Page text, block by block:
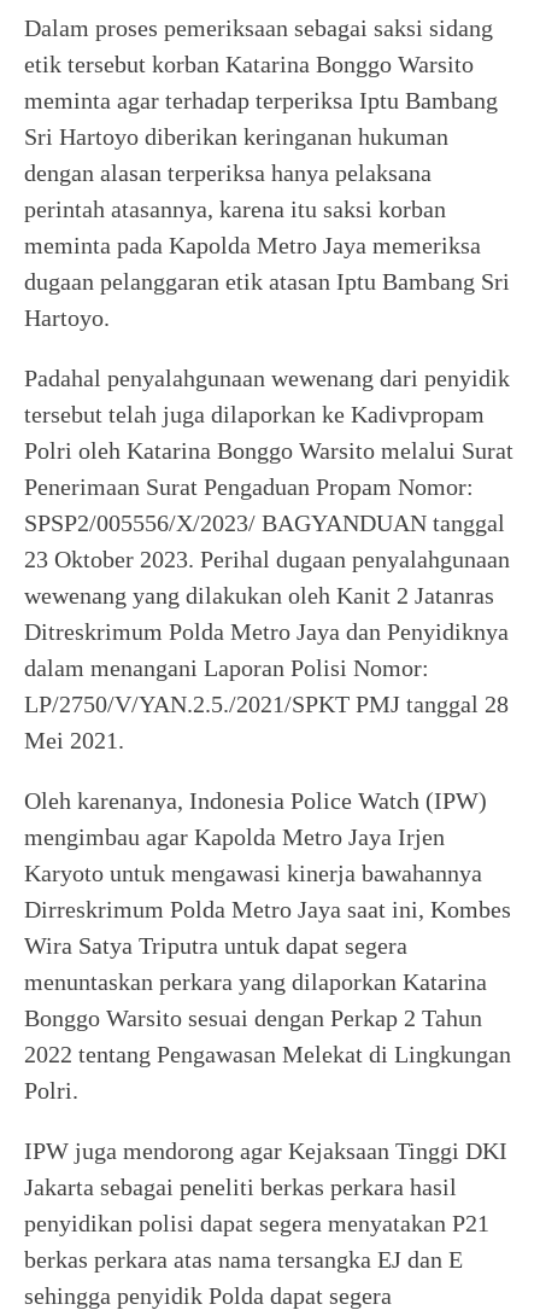
Dalam proses pemeriksaan sebagai saksi sidang
etik tersebut korban Katarina Bonggo Warsito
meminta agar terhadap terperiksa Iptu Bambang
Sri Hartoyo diberikan keringanan hukuman
dengan alasan terperiksa hanya pelaksana
perintah atasannya, karena itu saksi korban
meminta pada Kapolda Metro Jaya memeriksa
dugaan pelanggaran etik atasan Iptu Bambang Sri
Hartoyo.
Padahal penyalahgunaan wewenang dari penyidik
tersebut telah juga dilaporkan ke Kadivpropam
Polri oleh Katarina Bonggo Warsito melalui Surat
Penerimaan Surat Pengaduan Propam Nomor:
SPSP2/005556/X/2023/ BAGYANDUAN tanggal
23 Oktober 2023. Perihal dugaan penyalahgunaan
wewenang yang dilakukan oleh Kanit 2 Jatanras
Ditreskrimum Polda Metro Jaya dan Penyidiknya
dalam menangani Laporan Polisi Nomor:
LP/2750/V/YAN.2.5./2021/SPKT PMJ tanggal 28
Mei 2021.
Oleh karenanya, Indonesia Police Watch (IPW)
mengimbau agar Kapolda Metro Jaya Irjen
Karyoto untuk mengawasi kinerja bawahannya
Dirreskrimum Polda Metro Jaya saat ini, Kombes
Wira Satya Triputra untuk dapat segera
menuntaskan perkara yang dilaporkan Katarina
Bonggo Warsito sesuai dengan Perkap 2 Tahun
2022 tentang Pengawasan Melekat di Lingkungan
Polri.
IPW juga mendorong agar Kejaksaan Tinggi DKI
Jakarta sebagai peneliti berkas perkara hasil
penyidikan polisi dapat segera menyatakan P21
berkas perkara atas nama tersangka EJ dan E
sehingga penyidik Polda dapat segera